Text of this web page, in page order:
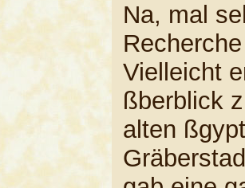
Na, mal
Vielleicht
ßberblick
alten